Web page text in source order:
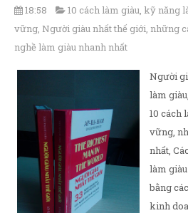
18:58 10 cách làm giàu kỹ năng
vững Người giàu nhất thế giới những
nghề làm giàu nhanh nhất
Người
làm
10 cách
vững,
nhất,
làm
bằng
kinh